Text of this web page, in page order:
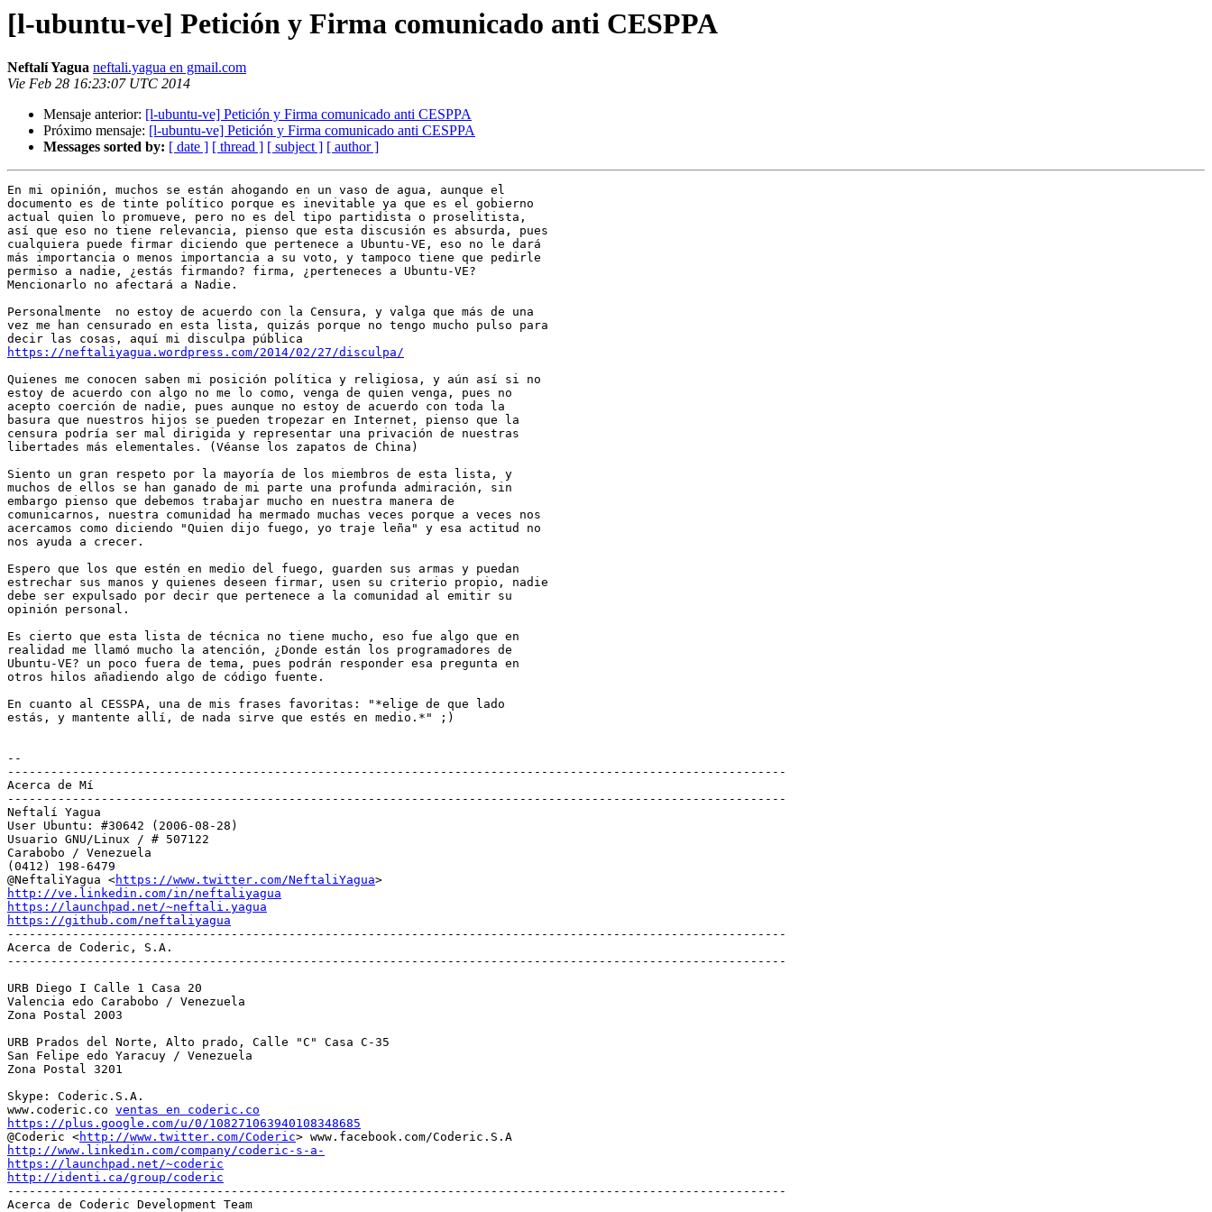
[l-ubuntu-ve] Petición y Firma comunicado anti CESPPA
Neftalí Yagua neftali.yagua en gmail.com
Vie Feb 28 16:23:07 UTC 2014
Mensaje anterior: [l-ubuntu-ve] Petición y Firma comunicado anti CESPPA
Próximo mensaje: [l-ubuntu-ve] Petición y Firma comunicado anti CESPPA
Messages sorted by: [ date ] [ thread ] [ subject ] [ author ]
En mi opinión, muchos se están ahogando en un vaso de agua, aunque el
documento es de tinte político porque es inevitable ya que es el gobierno
actual quien lo promueve, pero no es del tipo partidista o proselitista,
así que eso no tiene relevancia, pienso que esta discusión es absurda, pues
cualquiera puede firmar diciendo que pertenece a Ubuntu-VE, eso no le dará
más importancia o menos importancia a su voto, y tampoco tiene que pedirle
permiso a nadie, ¿estás firmando? firma, ¿perteneces a Ubuntu-VE?
Mencionarlo no afectará a Nadie.
Personalmente  no estoy de acuerdo con la Censura, y valga que más de una
vez me han censurado en esta lista, quizás porque no tengo mucho pulso para
https://neftaliyagua.wordpress.com/2014/02/27/disculpa/
Quienes me conocen saben mi posición política y religiosa, y aún así si no
estoy de acuerdo con algo no me lo como, venga de quien venga, pues no
acepto coerción de nadie, pues aunque no estoy de acuerdo con toda la
basura que nuestros hijos se pueden tropezar en Internet, pienso que la
censura podría ser mal dirigida y representar una privación de nuestras
libertades más elementales. (Véanse los zapatos de China)
​Siento un gran respeto por la mayoría de los miembros de esta lista, y
muchos de ellos se han ganado de mi parte una profunda admiración, sin
embargo pienso que debemos trabajar mucho en nuestra manera de
comunicarnos, nuestra comunidad ha mermado muchas veces porque a veces nos
acercamos como diciendo "Quien dijo fuego, yo traje leña" ​y esa actitud no
nos ayuda a crecer.
​Espero que los que estén en medio del fuego, guarden sus armas y puedan
estrechar sus manos y quienes deseen firmar, usen su criterio propio, nadie
debe ser expulsado por decir que pertenece a la comunidad al emitir su
opinión personal.
Es cierto que esta lista de técnica no tiene mucho, ​eso fue algo que en
realidad me llamó mucho la atención, ¿Donde están los programadores de
Ubuntu-VE? un poco fuera de tema, pues podrán responder esa pregunta en
otros hilos añadiendo algo de código fuente.
En cuanto al CESSPA, una de mis frases favoritas: "*elige de que lado
estás, y mantente allí, de nada sirve que estés en medio.*" ;)
--
------------------------------------------------------------------------------------------------------------
Acerca de Mí
------------------------------------------------------------------------------------------------------------
Neftalí Yagua
User Ubuntu: #30642 (2006-08-28)
Usuario GNU/Linux / # 507122
Carabobo / Venezuela
(0412) 198-6479
@NeftaliYagua <https://www.twitter.com/NeftaliYagua
http://ve.linkedin.com/in/neftaliyagua
https://launchpad.net/~neftali.yagua
https://github.com/neftaliyagua
------------------------------------------------------------------------------------------------------------
Acerca de Coderic, S.A.
------------------------------------------------------------------------------------------------------------
URB Diego I Calle 1 Casa 20
Valencia edo Carabobo / Venezuela
Zona Postal 2003
URB Prados del Norte, Alto prado, Calle "C" Casa C-35
San Felipe edo Yaracuy / Venezuela
Zona Postal 3201
Skype: Coderic.S.A.
www.coderic.co ventas en coderic.co
https://plus.google.com/u/0/108271063940108348685
@Coderic <http://www.twitter.com/Coderic
http://www.linkedin.com/company/coderic-s-a-
https://launchpad.net/~coderic
http://identi.ca/group/coderic
------------------------------------------------------------------------------------------------------------
Acerca de Coderic Development Team